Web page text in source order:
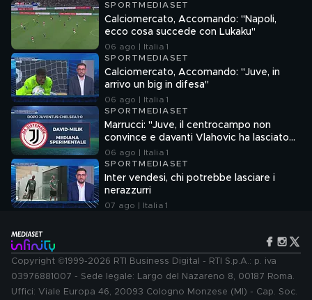
SPORTMEDIASET
Calciomercato, Accomando: "Napoli,
ecco cosa succede con Lukaku"
06 ago | Italia 1
SPORTMEDIASET
Calciomercato, Accomando: "Juve, in
arrivo un big in difesa"
06 ago | Italia 1
SPORTMEDIASET
Marrucci: "Juve, il centrocampo non
convince e davanti Vlahovic ha lasciato
un vuoto"
06 ago | Italia 1
SPORTMEDIASET
Inter vendesi, chi potrebbe lasciare i
nerazzurri
07 ago | Italia 1
Copyright ©1999-2026 RTI Business Digital - RTI S.p.A.: p. iva
03976881007 - Sede legale: Largo del Nazareno 8, 00187 Roma.
Uffici: Viale Europa 46, 20093 Cologno Monzese (MI) - Cap. Soc.